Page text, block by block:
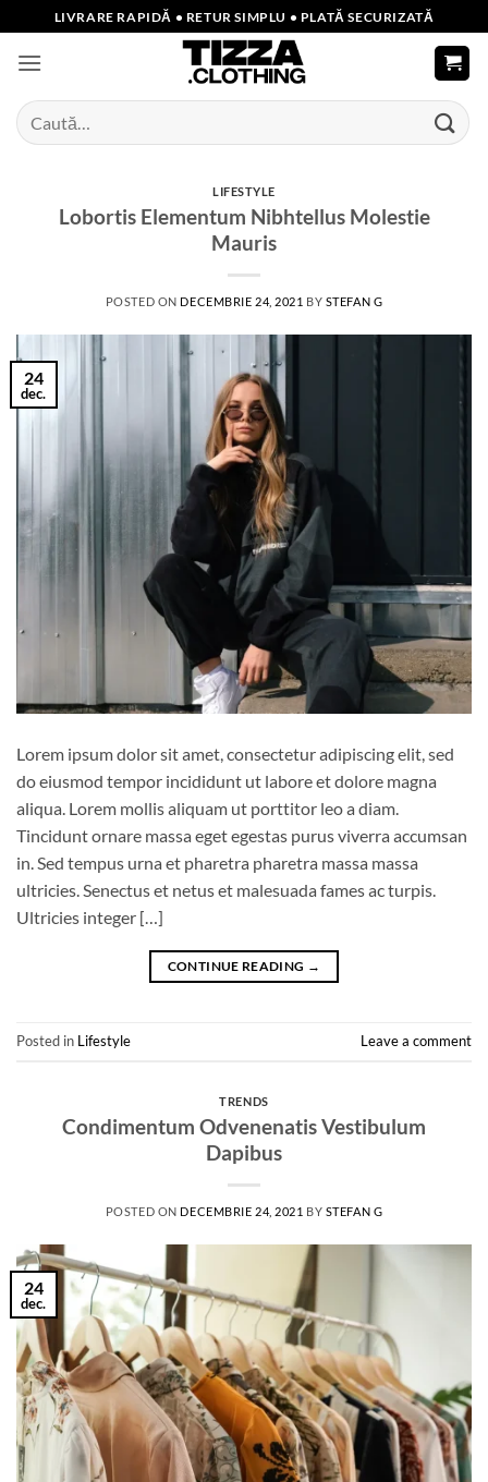
to
content
LIVRARE RAPIDĂ • RETUR SIMPLU • PLATĂ SECURIZATĂ
Caută
după:
LIFESTYLE
Lobortis Elementum Nibhtellus Molestie
Mauris
POSTED ON DECEMBRIE 24, 2021 BY STEFAN G
24
dec.
Lorem ipsum dolor sit amet, consectetur adipiscing elit, sed
do eiusmod tempor incididunt ut labore et dolore magna
aliqua. Lorem mollis aliquam ut porttitor leo a diam.
Tincidunt ornare massa eget egestas purus viverra accumsan
in. Sed tempus urna et pharetra pharetra massa massa
ultricies. Senectus et netus et malesuada fames ac turpis.
Ultricies integer […]
CONTINUE READING →
Posted in Lifestyle Leave a comment
TRENDS
Condimentum Odvenenatis Vestibulum
Dapibus
POSTED ON DECEMBRIE 24, 2021 BY STEFAN G
24
dec.